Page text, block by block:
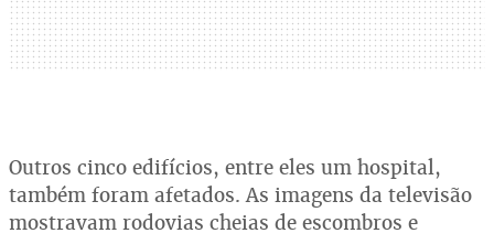
Outros cinco edifícios, entre eles um hospital,
também foram afetados. As imagens da televisão
mostravam rodovias cheias de escombros e